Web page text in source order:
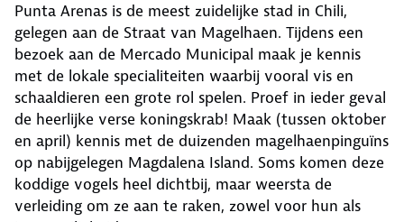
Punta Arenas is de meest zuidelijke stad in Chili,
gelegen aan de Straat van Magelhaen. Tijdens een
bezoek aan de Mercado Municipal maak je kennis
met de lokale specialiteiten waarbij vooral vis en
schaaldieren een grote rol spelen. Proef in ieder geval
de heerlijke verse koningskrab! Maak (tussen oktober
en april) kennis met de duizenden magelhaenpinguïns
op nabijgelegen Magdalena Island. Soms komen deze
koddige vogels heel dichtbij, maar weersta de
verleiding om ze aan te raken, zowel voor hun als